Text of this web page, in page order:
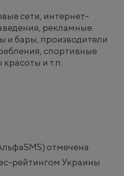
сети, интернет-
рекламные
и бары, производители
спортивные
и т.п.
отмечена
рейтингом Украины